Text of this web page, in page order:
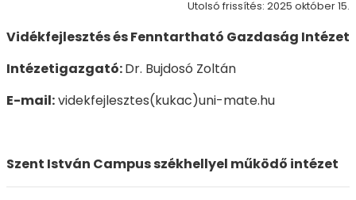
Utolsó frissítés: 2025 október 15.
Vidékfejlesztés és Fenntartható Gazdaság Intézet
Intézetigazgató:Dr. Bujdosó Zoltán
E-mail:videkfejlesztes(kukac)uni-mate.hu
Szent István Campus székhellyel működő intézet